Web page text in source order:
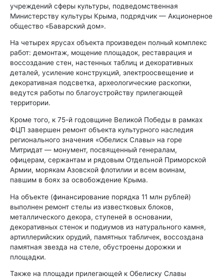
учреждений сферы культуры, подведомственная
Министерству культуры Крыма, подрядчик — Акционерное
общество «Баварский дом».
На четырех ярусах объекта произведен полный комплекс
работ: демонтаж, мощение площадок, реставрация и
воссоздание стен, настенных таблиц и декоративных
деталей, усиление конструкций, электроосвещение и
декоративная подсветка, археологические раскопки,
ведутся работы по благоустройству прилегающей
территории.
Кроме того, к 75-й годовщине Великой Победы в рамках
ФЦП завершен ремонт объекта культурного наследия
регионального значения «Обелиск Славы» на горе
Митридат — монумент, посвященный генералам,
офицерам, сержантам и рядовым Отдельной Приморской
Армии, морякам Азовской флотилии и всем воинам,
павшим в боях за освобождение Крыма.
На объекте (финансирование порядка 11 млн рублей)
выполнен ремонт стелы из известковых блоков,
металлического декора, ступеней в основании,
декоративных стенок и подиумов из натурального камня,
артиллерийских орудий, памятных табличек, воссоздана
памятная звезда на стеле, обустроены дорожки и
площадки.
Также на площади прилегающей к Обелиску Славы